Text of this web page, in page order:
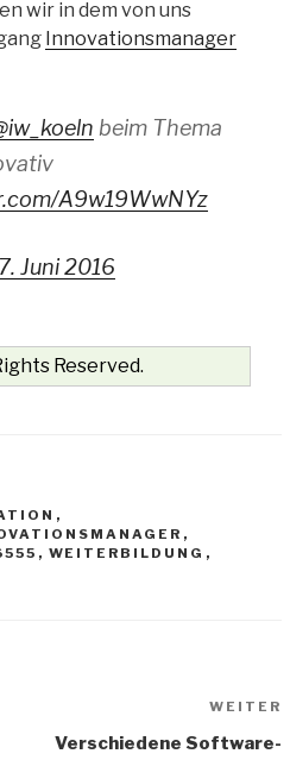
wir in dem von uns
Innovationsmanager
beim Thema
A9w19WwNYz
7. Juni 2016
Reserved.
,
,
, WEITERBILDUNG ,
WEITER
Verschiedene Software-